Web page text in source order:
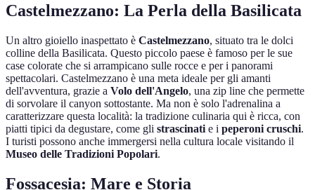
Castelmezzano: La Perla della Basilicata
Un altro gioiello inaspettato è Castelmezzano, situato tra le dolci
colline della Basilicata. Questo piccolo paese è famoso per le sue
case colorate che si arrampicano sulle rocce e per i panorami
spettacolari. Castelmezzano è una meta ideale per gli amanti
dell'avventura, grazie a Volo dell'Angelo, una zip line che permette
di sorvolare il canyon sottostante. Ma non è solo l'adrenalina a
caratterizzare questa località: la tradizione culinaria qui è ricca, con
piatti tipici da degustare, come gli strascinati e i peperoni cruschi.
I turisti possono anche immergersi nella cultura locale visitando il
Museo delle Tradizioni Popolari.
Fossacesia: Mare e Storia